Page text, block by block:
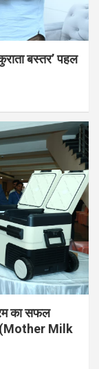
बस्तर’ पहल
का सफल
(Mother Milk